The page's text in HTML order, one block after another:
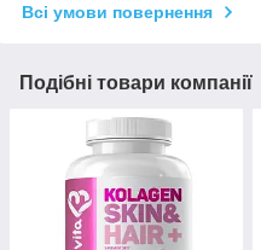
Всі умови повернення
Подібні товари компанії